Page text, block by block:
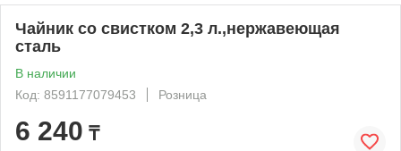
Чайник со свистком 2,3 л.,нержавеющая
сталь
В наличии
Код: 8591177079453
Розница
6 240 ₸